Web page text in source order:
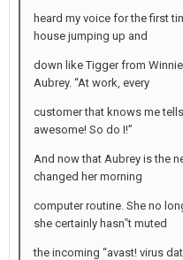
heard my voice for the first
house jumping up and
down like Tigger from
Aubrey. “At work, every
customer that knows me
awesome! So do I!”
And now that Aubrey is the
changed her morning
computer routine. She no
she certainly hasn‟t muted
the incoming “avast! virus